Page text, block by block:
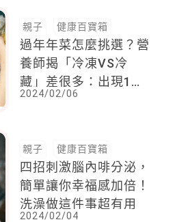
親子 健康百寶箱
過年年菜怎麼挑選？營
養師揭「冷凍VS冷
藏」差很多：出現1狀
況別買
2024/02/06
親子 健康百寶箱
四招刺激腦內啡分泌，
簡單讓你幸福感加倍！
洗澡做這件事超有用
2024/02/04